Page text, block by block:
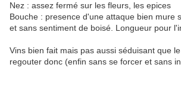
Nez : assez fermé sur les fleurs, les epices
Bouche : presence d'une attaque bien mure
et sans sentiment de boisé. Longueur pour
Vins bien fait mais pas aussi séduisant que
regouter donc (enfin sans se forcer et sans